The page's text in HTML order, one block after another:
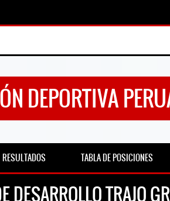
DEPORTIVA
RESULTADOS TABLA DE POSICIONES
DESARROLLO TRAJO